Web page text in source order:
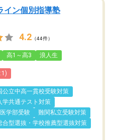
イン個別指導塾
4.2 （44件）
高1～高3 浪人生
公立中高一貫校受験対策
学共通テスト対策
医学部受験
難関私立受験対策
合型選抜・学校推薦型選抜対策